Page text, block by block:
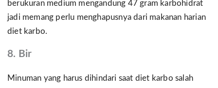
berukuran medium mengandung 47 gram karbohidrat
jadi memang perlu menghapusnya dari makanan harian
diet karbo.
8. Bir
Minuman yang harus dihindari saat diet karbo salah